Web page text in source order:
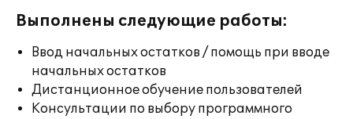
Выполнены следующие работы:
Ввод начальных остатков / помощь при вводе
начальных остатков
Дистанционное обучение пользователей
Консультации по выбору программного